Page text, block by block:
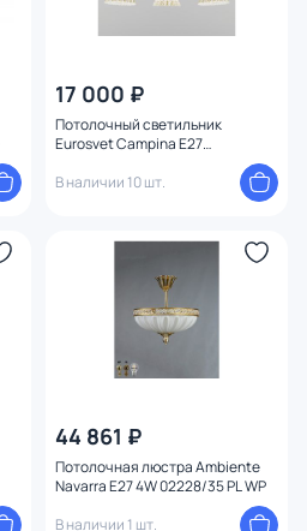
17 000 ₽
Потолочный светильник
Eurosvet Campina E27
В наличии 10 шт.
44 861 ₽
Потолочная люстра Ambiente
Navarra E27 4W 02228/35 PL WP
В наличии 1 шт.